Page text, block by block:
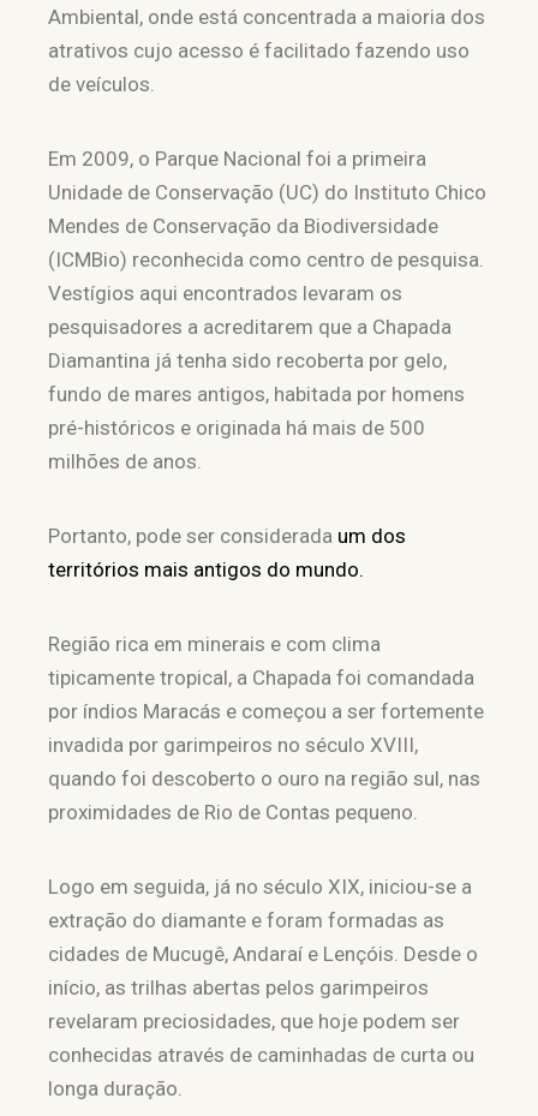
Ambiental, onde está concentrada a maioria dos
atrativos cujo acesso é facilitado fazendo uso
de veículos.
Em 2009, o Parque Nacional foi a primeira
Unidade de Conservação (UC) do Instituto Chico
Mendes de Conservação da Biodiversidade
(ICMBio) reconhecida como centro de pesquisa.
Vestígios aqui encontrados levaram os
pesquisadores a acreditarem que a Chapada
Diamantina já tenha sido recoberta por gelo,
fundo de mares antigos, habitada por homens
pré-históricos e originada há mais de 500
milhões de anos.
Portanto, pode ser considerada um dos
territórios mais antigos do mundo.
Região rica em minerais e com clima
tipicamente tropical, a Chapada foi comandada
por índios Maracás e começou a ser fortemente
invadida por garimpeiros no século XVIII,
quando foi descoberto o ouro na região sul, nas
proximidades de Rio de Contas pequeno.
Logo em seguida, já no século XIX, iniciou-se a
extração do diamante e foram formadas as
cidades de Mucugê, Andaraí e Lençóis. Desde o
início, as trilhas abertas pelos garimpeiros
revelaram preciosidades, que hoje podem ser
conhecidas através de caminhadas de curta ou
longa duração.